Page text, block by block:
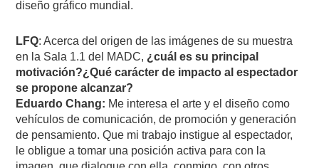
diseño gráfico mundial.
LFQ: Acerca del origen de las imágenes de su muestra
en la Sala 1.1 del MADC, ¿cuál es su principal
motivación?¿Qué carácter de impacto al espectador
se propone alcanzar?
Eduardo Chang: Me interesa el arte y el diseño como
vehículos de comunicación, de promoción y generación
de pensamiento. Que mi trabajo instigue al espectador,
le obligue a tomar una posición activa para con la